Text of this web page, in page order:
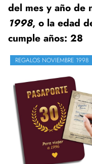
del mes y año de
1998, o la edad
cumple años: 28
REGALOS NOVIEMBRE 1998